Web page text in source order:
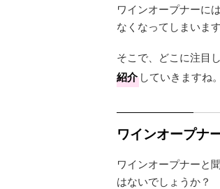
ワインオープナーに
なくなってしまいます
そこで、どこに注目
紹介 していきますね。
ワインオープナ
ワインオープナーと
はないでしょうか？